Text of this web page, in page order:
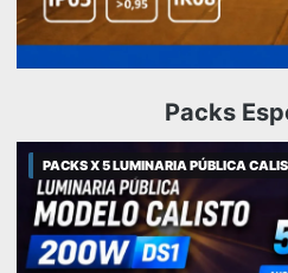
Packs
PACKS X 5 LUMINARIA PÚBLICA